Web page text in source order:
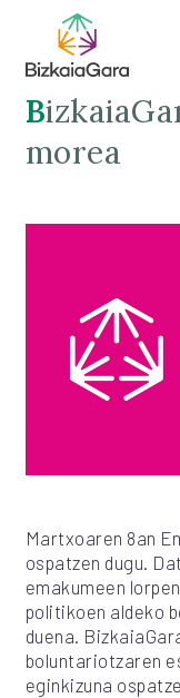
BizkaiaGara-ren marea
morea
Martxoaren 8an
ospatzen dugu.
emakumeen
politikoen aldeko
duena.
boluntariotzaren
eginkizuna